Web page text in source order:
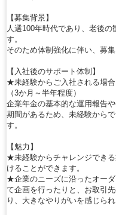
【募集背景】
人選100年時代であり、老後
す。
そのため体制強化に伴い、募集
【入社後のサポート体制】
★未経験からご入社される場合
（3か月～半年程度）
企業年金の基本的な運用報告
期間があるため、未経験から
す。
【魅力】
★未経験からチャレンジでき
けることができます。
★企業のニーズに沿ったオー
て企画を行ったりと、お取引
り、大きなやりがいを感じられ